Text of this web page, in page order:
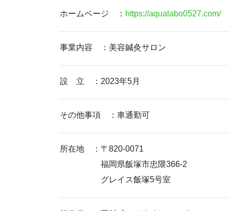
ホームページ ： https://aqualabo0527.com/
事業内容 ：美容鍼灸サロン
設 立 ：2023年5月
その他事項 ：車通勤可
所在地 ：〒820-0071
福岡県飯塚市忠隈366-2
グレイス飯塚5号室